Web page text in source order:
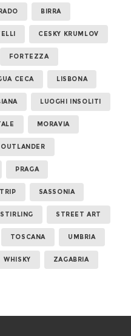
BIRRA
CESKY KRUMLOV
FORTEZZA
CECA LISBONA
LUOGHI INSOLITI
MORAVIA
OUTLANDER
PRAGA
SASSONIA
STIRLING STREET ART
TOSCANA UMBRIA
WHISKY ZAGABRIA